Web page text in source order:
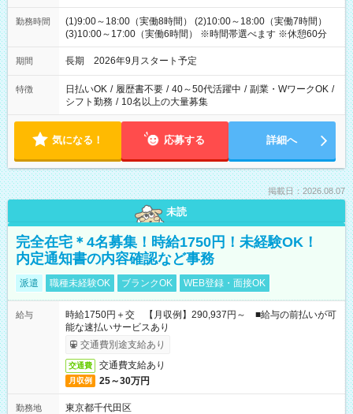
勤務時間
(1)9:00～18:00（実働8時間） (2)10:00～18:00（実働7時間）
(3)10:00～17:00（実働6時間） ※時間帯選べます ※休憩60分
期間 長期 2026年9月スタート予定
特徴 日払いOK / 履歴書不要 / 40～50代活躍中 / 副業・WワークOK /
シフト勤務 / 10名以上の大量募集
気になる！ 応募する 詳細へ
掲載日：2026.08.07
未読
完全在宅＊4名募集！時給1750円！未経験OK！
内定通知書の内容確認など事務
派遣 職種未経験OK ブランクOK WEB登録・面接OK
給与
時給1750円＋交 【月収例】290,937円～ ■給与の前払いが可
能な速払いサービスあり
交通費別途支給あり
交通費 交通費支給あり
月収例 25～30万円
勤務地
東京都千代田区